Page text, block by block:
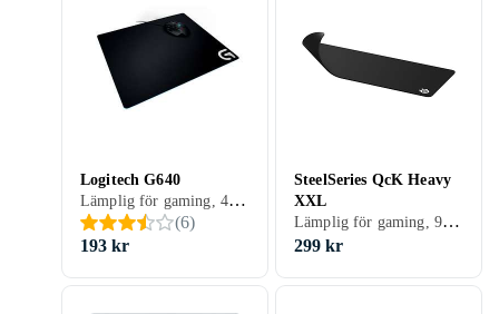
Logitech G640
Lämplig för gaming, 460 mm, 400 mm
(6)
193 kr
SteelSeries QcK Heavy
XXL
Lämplig för gaming, 900 mm
299 kr